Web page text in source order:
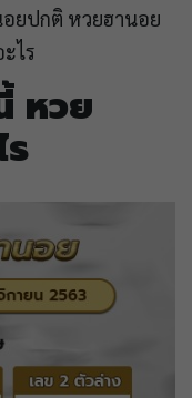
อยปกติ หวยฮานอย
ไร
หวย